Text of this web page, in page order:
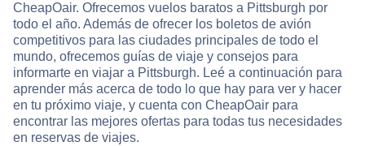
CheapOair. Ofrecemos vuelos baratos a Pittsburgh por
todo el año. Además de ofrecer los boletos de avión
competitivos para las ciudades principales de todo el
mundo, ofrecemos guías de viaje y consejos para
informarte en viajar a Pittsburgh. Leé a continuación para
aprender más acerca de todo lo que hay para ver y hacer
en tu próximo viaje, y cuenta con CheapOair para
encontrar las mejores ofertas para todas tus necesidades
en reservas de viajes.